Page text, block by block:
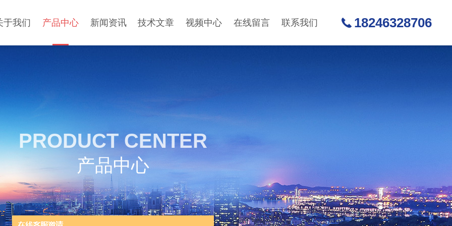
于我们 产品中心 新闻资讯 技术文章 视频中心 在线留言 联系我们 18246328706
PRODUCT CENTER
产品中心